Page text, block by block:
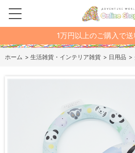
1万円以上のご購入で送
ホーム > 生活雑貨・インテリア雑貨 > 日用品 >